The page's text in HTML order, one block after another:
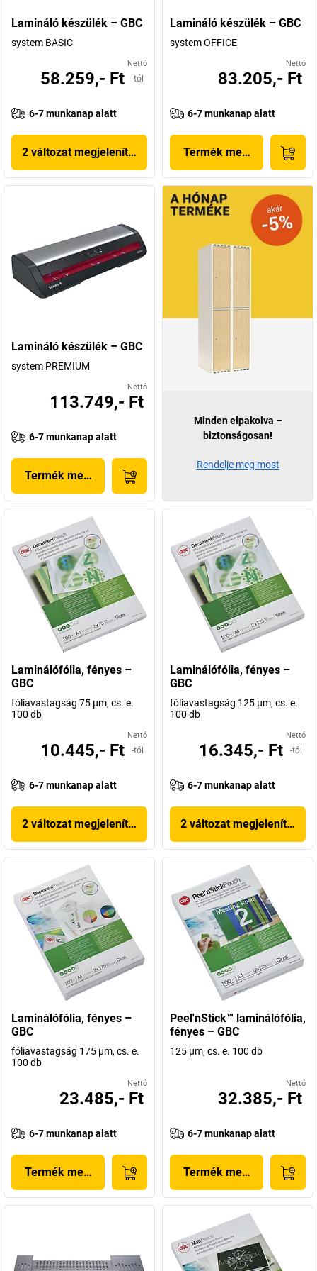
Lamináló készülék – GBC
system BASIC
Nettó
58.259,- Ft -tól
6-7 munkanap alatt
2 változat megjelenítése
Lamináló készülék – GBC
system OFFICE
Nettó
83.205,- Ft
6-7 munkanap alatt
Termék megjelenítése
Lamináló készülék – GBC
system PREMIUM
Nettó
113.749,- Ft
6-7 munkanap alatt
Termék megjelenítése
Laminálófólia, fényes –
GBC
fóliavastagság 75 µm, cs. e.
100 db
Nettó
10.445,- Ft -tól
6-7 munkanap alatt
2 változat megjelenítése
Laminálófólia, fényes –
GBC
fóliavastagság 125 µm, cs. e.
100 db
Nettó
16.345,- Ft -tól
6-7 munkanap alatt
2 változat megjelenítése
Laminálófólia, fényes –
GBC
fóliavastagság 175 µm, cs. e.
100 db
Nettó
23.485,- Ft
6-7 munkanap alatt
Termék megjelenítése
Peel'nStick™ laminálófólia,
fényes – GBC
125 µm, cs. e. 100 db
Nettó
32.385,- Ft
6-7 munkanap alatt
Termék megjelenítése
Minden elpakolva –
biztonságosan!
Rendelje meg most